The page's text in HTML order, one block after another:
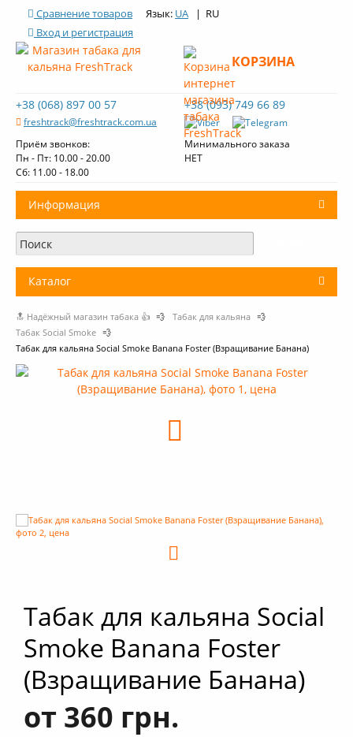
Сравнение товаров Язык: UA | RU
Вход и регистрация
+38 (068) 897 00 57
freshtrack@freshtrack.com.ua
+38 (093) 749 66 89
Приём звонков:
Пн - Пт: 10.00 - 20.00
Cб: 11.00 - 18.00
Минимального заказа
НЕТ
КОРЗИНА
Информация
О нас
Доставка и оплата
Обзоры табака Fresh Track
Каталог
Табак для кальяна
Уголь для кальяна
Кальяны
Условия опта
🔝 Надёжный магазин табака 👍 💨 Табак для кальяна 💨
Табак Social Smoke 💨
Табак для кальяна Social Smoke Banana Foster (Взращивание Банана)
Табак для кальяна Social
Smoke Banana Foster
(Взращивание Банана)
от 360 грн.